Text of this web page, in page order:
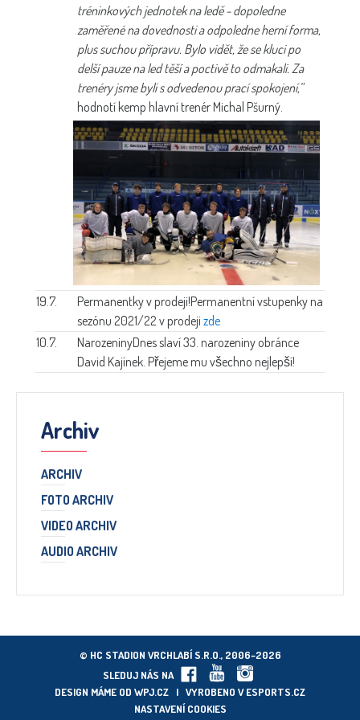
tréninkových jednotek na ledě - dopoledne
zaměřené na dovednosti a odpoledne herní forma,
plus suchou přípravu. Bylo vidět, že se kluci po
delší pauze na led těší a poctivě to odmakali. Za
trenéry jsme byli s odvedenou prací spokojení,”
hodnotí kemp hlavní trenér Michal Pšurný.
19.7. Permanentky v prodeji!Permanentní vstupenky na
sezónu 2021/22 v prodeji zde
10.7.
NarozeninyDnes slaví 33. narozeniny obránce
David Kajínek. Přejeme mu všechno nejlepší!
Archiv
ARCHIV
FOTO ARCHIV
VIDEO ARCHIV
AUDIO ARCHIV
© HC STADION VRCHLABÍ S.R.O., 2006–2026
SLEDUJ NÁS NA
DESIGN MÁME OD WPJ.CZ | VYROBENO VESPORTS.CZ
NASTAVENÍ COOKIES